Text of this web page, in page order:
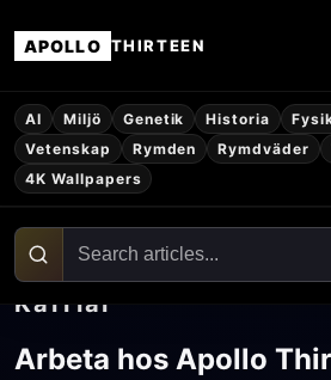
APOLLO THIRTEEN
AI Miljö Genetik Historia
Vetenskap
Rymden Rymdväder
4K Wallpapers
Karriär
Arbeta hos Apollo